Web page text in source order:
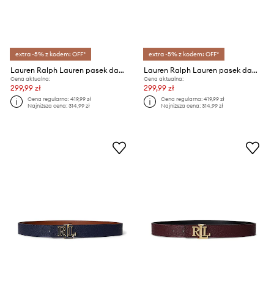
extra -5% z kodem: OFF*
Lauren Ralph Lauren pasek damski skórzany
Cena aktualna:
299,99 zł
Cena regularna:419,99 zł
Najniższa cena:314,99 zł
extra -5% z kodem: OFF*
Lauren Ralph Lauren pasek damski skórzany
Cena aktualna:
299,99 zł
Cena regularna:419,99 zł
Najniższa cena:314,99 zł